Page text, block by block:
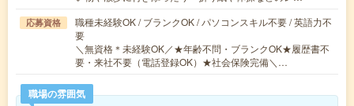
応募資格
職種未経験OK / ブランクOK / パソコンスキル不要 / 英語力不
要
＼無資格＊未経験OK／★年齢不問・ブランクOK★履歴書不
要・来社不要（電話登録OK）★社会保険完備＼…
職場の雰囲気